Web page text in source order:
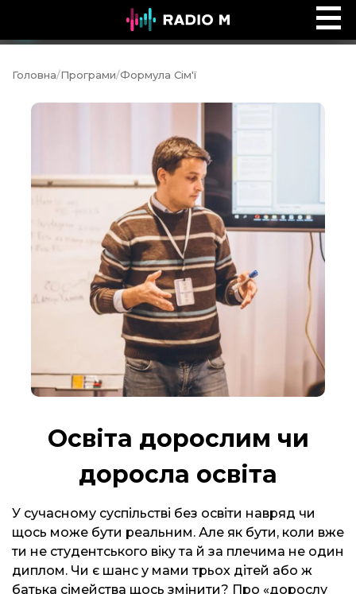
Music Ocean
Головна/Програми/Формула Сім'ї
Освіта дорослим чи
доросла освіта
У сучасному суспільстві без освіти навряд чи
щось може бути реальним. Але як бути, коли вже
ти не студентського віку та й за плечима не один
диплом. Чи є шанс у мами трьох дітей або ж
батька сімейства щось змінити? Про «дорослу